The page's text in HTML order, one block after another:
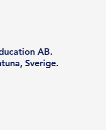
AB.
Sverige.